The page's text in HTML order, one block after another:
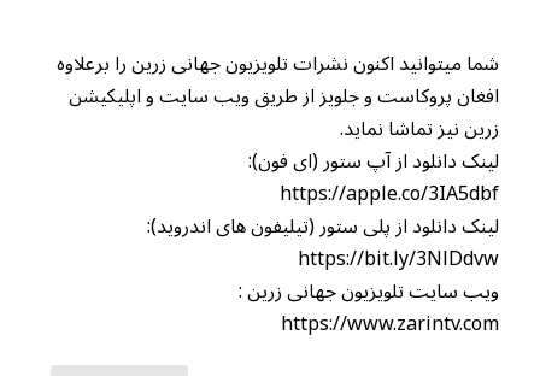
شما میتوانید اکنون نشرات تلویزیون جهانی زرین را برعلاوه
افغان پروکاست و جلویز از طریق ویب سایت و اپلیکیشن
زرین نیز تماشا نماید.
لینک دانلود از آپ ستور (ای فون):
https://apple.co/3IA5dbf
لینک دانلود از پلی ستور (تیلیفون های اندروید):
https://bit.ly/3NlDdvw
ویب سایت تلویزیون جهانی زرین :
https://www.zarintv.com